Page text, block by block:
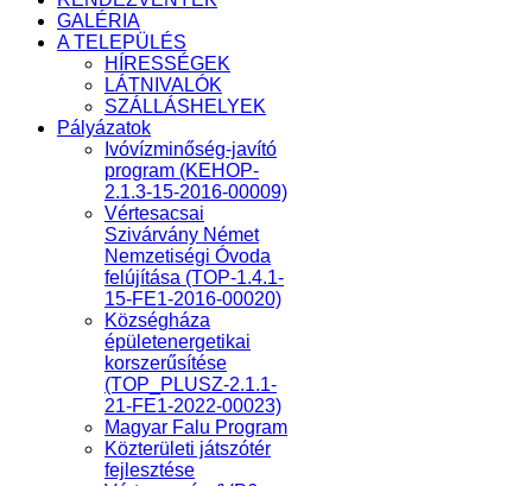
GALÉRIA
A TELEPÜLÉS
HÍRESSÉGEK
LÁTNIVALÓK
SZÁLLÁSHELYEK
Pályázatok
Ivóvízminőség-javító
program (KEHOP-
2.1.3-15-2016-00009)
Vértesacsai
Szivárvány Német
Nemzetiségi Óvoda
felújítása (TOP-1.4.1-
15-FE1-2016-00020)
Községháza
épületenergetikai
korszerűsítése
(TOP_PLUSZ-2.1.1-
21-FE1-2022-00023)
Magyar Falu Program
Közterületi játszótér
fejlesztése